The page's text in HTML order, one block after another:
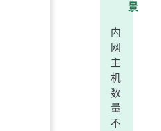
景
内
网
主
机
数
量
不